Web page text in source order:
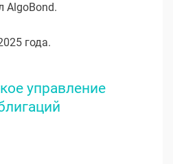
AlgoBond.
года.
управление